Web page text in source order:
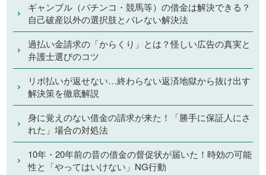
ギャンブル（パチンコ・競馬等）の借金は解決できる？
自己破産以外の選択肢とバレない解決法
過払い金請求の「からくり」とは？怪しい広告の真実と
弁護士選びのコツ
リボ払いが返せない…終わらない返済地獄から抜け出す
解決策を徹底解説
身に覚えのない借金の請求が来た！「勝手に保証人にさ
れた」場合の対処法
10年・20年前の昔の借金の督促状が届いた！時効の可能
性と「やってはいけない」NG行動